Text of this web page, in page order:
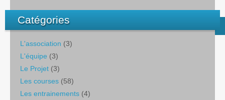
Catégories
L'association (3)
L'équipe (3)
Le Projet (3)
Les courses (58)
Les entrainements (4)